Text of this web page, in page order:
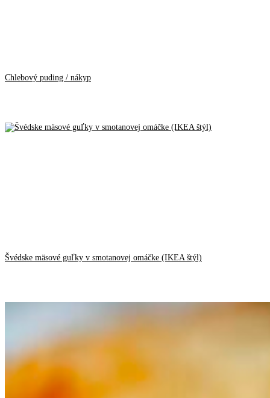
Chlebový puding / nákyp
Švédske mäsové guľky v smotanovej omáčke (IKEA štýl)